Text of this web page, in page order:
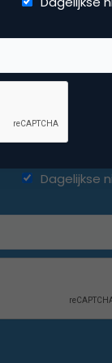
Dagelijkse